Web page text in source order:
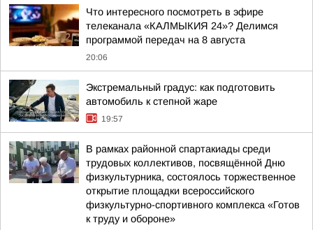
Что интересного посмотреть в эфире
телеканала «КАЛМЫКИЯ 24»? Делимся
программой передач на 8 августа
20:06
Экстремальный градус: как подготовить
автомобиль к степной жаре
19:57
В рамках районной спартакиады среди
трудовых коллективов, посвящённой Дню
физкультурника, состоялось торжественное
открытие площадки всероссийского
физкультурно-спортивного комплекса «Готов
к труду и обороне»